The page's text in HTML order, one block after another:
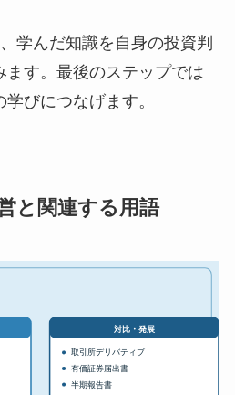
学んだ知識を自身の投資判
ます。最後のステップでは
びにつなげます。
と関連する用語
対比・発展
取引所デリバティブ
有価証券届出書
半期報告書